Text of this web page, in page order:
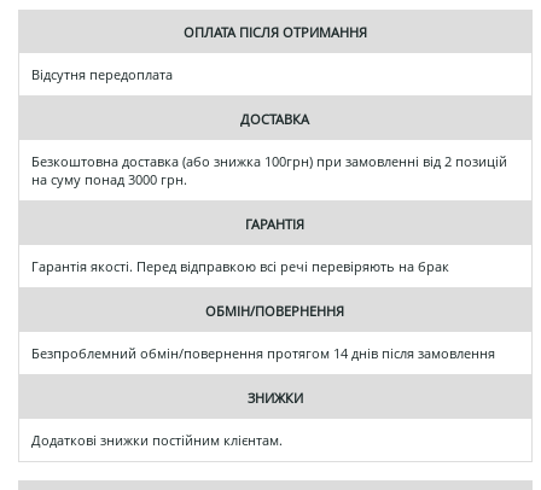
ОПЛАТА ПІСЛЯ ОТРИМАННЯ
Відсутня передоплата
ДОСТАВКА
Безкоштовна доставка (або знижка 100грн) при замовленні від 2 позицій
на суму понад 3000 грн.
ГАРАНТІЯ
Гарантія якості. Перед відправкою всі речі перевіряють на брак
ОБМІН/ПОВЕРНЕННЯ
Безпроблемний обмін/повернення протягом 14 днів після замовлення
ЗНИЖКИ
Додаткові знижки постійним клієнтам.